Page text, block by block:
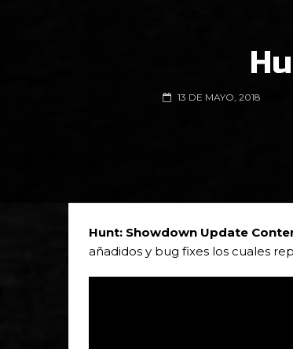
13 DE MAYO, 2018
Hunt: Showdown Update
añadidos y bug fixes los cuales